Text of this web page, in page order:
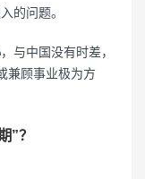
的问题。
与中国没有时差，
兼顾事业极为方
”？